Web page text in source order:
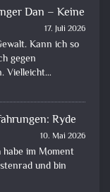
Dan – Keine
17. Juli 2026
Kann ich so
gegen
Vielleicht…
Ryde
10. Mai 2026
im Moment
und bin